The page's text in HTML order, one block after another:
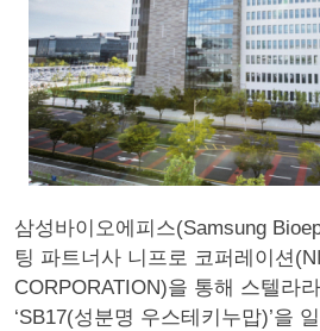
삼성바이오에피스(Samsung
팅 파트너사 니프로 코퍼레이션
CORPORATION)을 통해 스텔라
‘SB17(성분명 우스테키누맙)’을